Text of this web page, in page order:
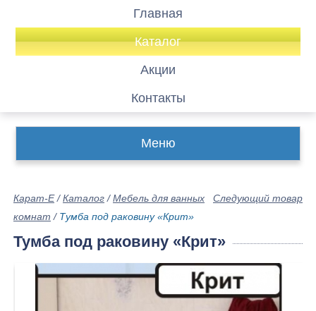
Главная
Каталог
Акции
Контакты
Меню
Следующий товар
Карат-Е/Каталог /Мебель для ванных
комнат / Тумба под раковину «Крит»
Тумба под раковину «Крит»